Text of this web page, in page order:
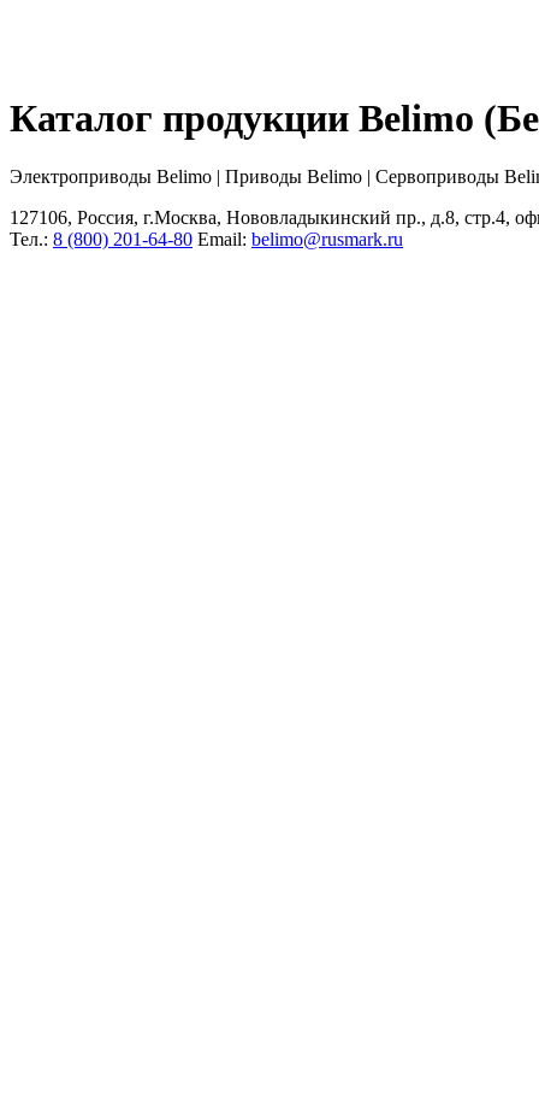
Каталог продукции Belimo
Электроприводы Belimo | Приводы Belimo | Сервоприводы
127106, Россия, г.Москва, Нововладыкинский пр., д.8, стр.4,
Тел.: 8 (800) 201-64-80 Еmail: belimo@rusmark.ru